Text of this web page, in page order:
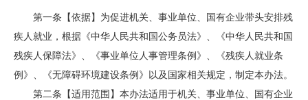
第一条【依据】为促进机关、事业单位、国有企业带头安排残
疾人就业，根据《中华人民共和国公务员法》、《中华人民共和国
残疾人保障法》、《事业单位人事管理条例》、《残疾人就业条
例》、《无障碍环境建设条例》以及国家相关规定，制定本办法。
第二条【适用范围】本办法适用于机关、事业单位、国有企业